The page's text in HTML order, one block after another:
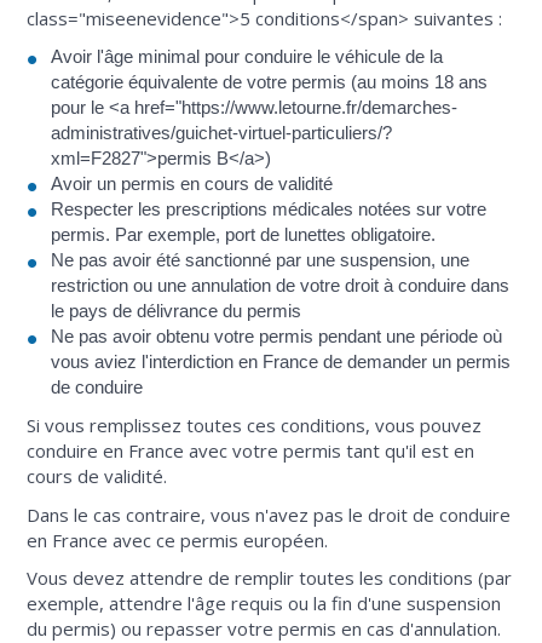
class="miseenevidence">5 conditions</span> suivantes :
Avoir l'âge minimal pour conduire le véhicule de la
catégorie équivalente de votre permis (au moins 18 ans
pour le <a href="https://www.letourne.fr/demarches-
administratives/guichet-virtuel-particuliers/?
xml=F2827">permis B</a>)
Avoir un permis en cours de validité
Respecter les prescriptions médicales notées sur votre
permis. Par exemple, port de lunettes obligatoire.
Ne pas avoir été sanctionné par une suspension, une
restriction ou une annulation de votre droit à conduire dans
le pays de délivrance du permis
Ne pas avoir obtenu votre permis pendant une période où
vous aviez l'interdiction en France de demander un permis
de conduire
Si vous remplissez toutes ces conditions, vous pouvez
conduire en France avec votre permis tant qu'il est en
cours de validité.
Dans le cas contraire, vous n'avez pas le droit de conduire
en France avec ce permis européen.
Vous devez attendre de remplir toutes les conditions (par
exemple, attendre l'âge requis ou la fin d'une suspension
du permis) ou repasser votre permis en cas d'annulation.